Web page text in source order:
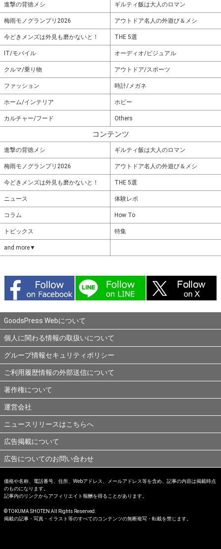
進撃の背徳メシ ギルティ飯は大人のロマン
梅雨モノグランプリ2026 アウトドア名人の外遊び＆メシ
今どきメンズは外見も磨かないと！ THE 5選
IT/モバイル オーディオ/ビジュアル
クルマ/乗り物 アウトドア/スポーツ
ファッション 時計/メガネ
ホーム/インテリア ホビー
カルチャー/フード Others
コンテンツ
進撃の背徳メシ ギルティ飯は大人のロマン
梅雨モノグランプリ2026 アウトドア名人の外遊び＆メシ
今どきメンズは外見も磨かないと！ THE 5選
ニュース 体験レポ
コラム How To
トピックス 特集
and more▼
GoodsPress Webについて
個人に関わる情報の取扱いについて
グループ情報セキュリティポリシー
ご利用履歴情報の外部送信について
著作権について
運営会社
ニュースリリースはこちらへ
広告掲載について
広告についてのお問い合わせ
価格や名称、電話番号、住所、Webアドレス、メールアドレス等を含め、記事の内容は掲載時点
のものになります。
記事内のリンクからアフィリエイト報酬を得ることがあります。
© TOKUMA SHOTEN All Rights Reserved.
掲載の記事・写真・イラスト等のすべてのコンテンツの無断複写・転載を禁じます。